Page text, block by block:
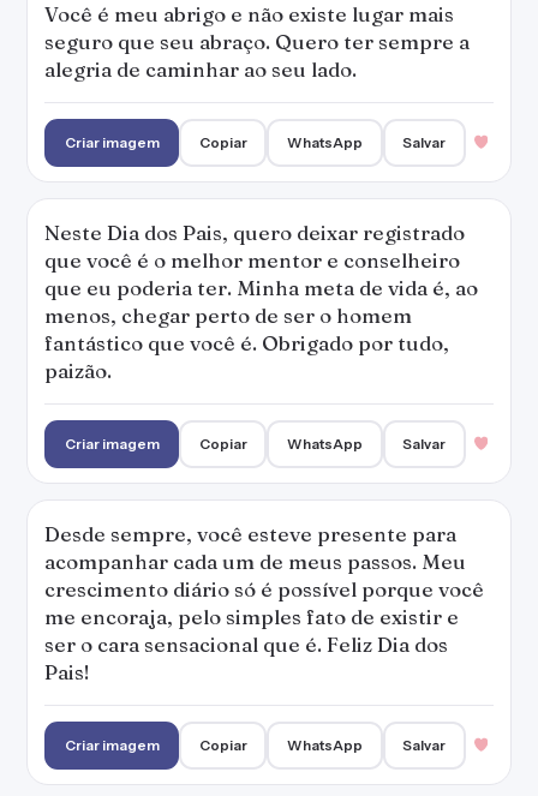
Você é meu abrigo e não existe lugar mais
seguro que seu abraço. Quero ter sempre a
alegria de caminhar ao seu lado.
Criar imagem Copiar WhatsApp Salvar
Neste Dia dos Pais, quero deixar registrado
que você é o melhor mentor e conselheiro
que eu poderia ter. Minha meta de vida é, ao
menos, chegar perto de ser o homem
fantástico que você é. Obrigado por tudo,
paizão.
Criar imagem Copiar WhatsApp Salvar
Desde sempre, você esteve presente para
acompanhar cada um de meus passos. Meu
crescimento diário só é possível porque você
me encoraja, pelo simples fato de existir e
ser o cara sensacional que é. Feliz Dia dos
Pais!
Criar imagem Copiar WhatsApp Salvar